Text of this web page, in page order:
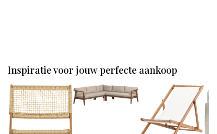
Inspiratie voor jouw perfecte aankoop